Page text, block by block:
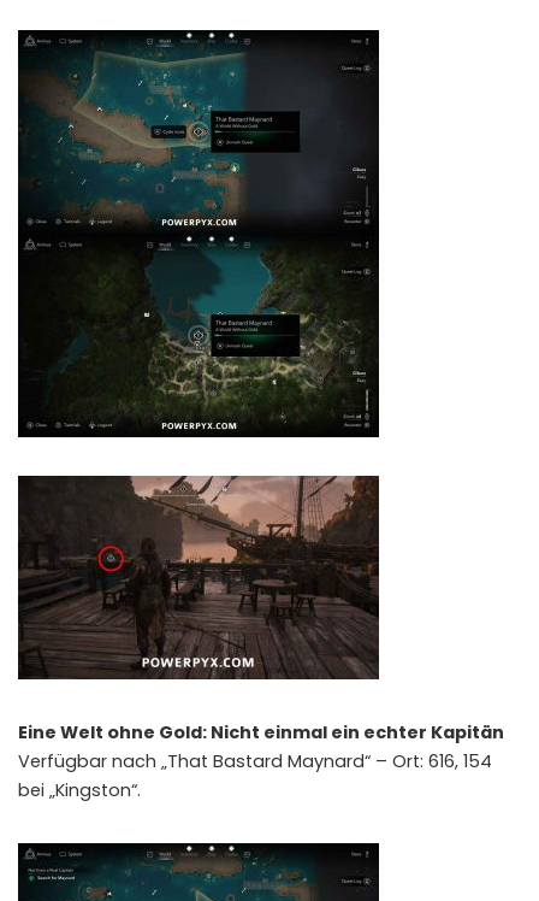
Eine Welt ohne Gold: Nicht einmal ein echter Kapitän
Verfügbar nach „That Bastard Maynard“ – Ort: 616, 154
bei „Kingston“.